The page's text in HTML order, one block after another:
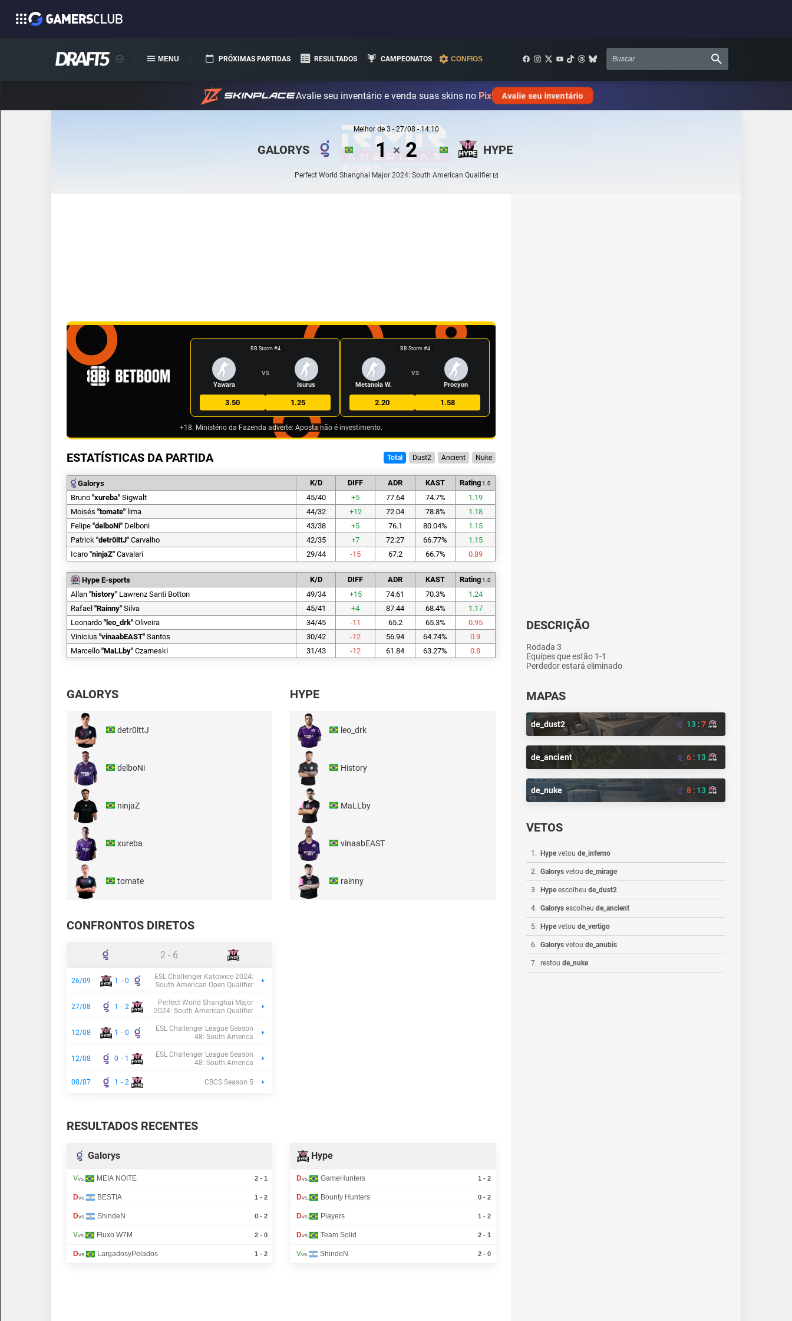
MENU PRÓXIMAS PARTIDAS RESULTADOS CAMPEONATOS CONFIGS
Avalie seu inventário e venda suas skins no Pix! Avalie seu inventário
Melhor de3- 27/08 - 14:10
GALORYS 1 ✕ 2 HYPE
Perfect World Shanghai Major 2024: South American Qualifier
BB Storm #4
Yawara
VS
Isurus
3.50 1.25
BB Storm #4
Metanoia W.
VS
Procyon
2.20 1.58
+18. Ministério da Fazenda adverte: Aposta não é investimento.
ESTATÍSTICAS DA PARTIDA Total Dust2 Ancient Nuke
Galorys K/D DIFF ADR KAST Rating1.0
Bruno "xureba" Sigwalt 45/40 +5 77.64 74.7%
1.19
Moisés "tomate" lima 44/32 +12 72.04 78.8%
1.18
Felipe "delboNi" Delboni 43/38 +5 76.1 80.04%
1.15
Patrick "detr0ittJ" Carvalho 42/35 +7 72.27 66.77%
1.15
Icaro "ninjaZ" Cavalari 29/44 -15 67.2 66.7% 0.89
Hype E-sports K/D DIFF ADR KAST Rating1.0
Allan "history" Lawrenz Santi Botton 49/34 +15 74.61 70.3%
1.24
Rafael "Rainny" Silva 45/41 +4 87.44 68.4%
1.17
Leonardo " leo_drk" Oliveira 34/45 -11 65.2 65.3%
0.95
Vinicius "vinaabEAST" Santos 30/42 -12 56.94 64.74%
0.9
Marcello "MaLLby" Czarneski 31/43 -12 61.84 63.27% 0.8
GALORYS
detr0ittJ
delboNi
ninjaZ
xureba
tomate
HYPE
leo_drk
History
MaLLby
vinaabEAST
rainny
CONFRONTOS DIRETOS
2 - 6
26/09 1 - 0
ESL Challenger Katowice 2024:
South American Open Qualifier
27/08 1 - 2
Perfect World Shanghai Major
2024: South American Qualifier
12/08 1 - 0
ESL Challenger League Season
48: South America
12/08 0 - 1
ESL Challenger League Season
48: South America
08/07 1 - 2 CBCS Season 5
RESULTADOS RECENTES
Galorys
Vvs. MEIA NOITE 2 - 1
Dvs. BESTIA 1 - 2
Dvs. ShindeN 0 - 2
Vvs. Fluxo W7M 2 - 0
Dvs. LargadosyPelados 1 - 2
Hype
Dvs. GameHunters 1 - 2
Dvs. Bounty Hunters 0 - 2
Dvs. Players 1 - 2
Dvs. Team Solid 2 - 1
Vvs. ShindeN 2 - 0
DESCRIÇÃO
Rodada 3
Equipes que estão 1-1
Perdedor estará eliminado
MAPAS
de_dust2 13 :7
de_ancient 6 : 13
de_nuke 8 : 13
VETOS
1 . Hype vetou de_inferno
2. Galorys vetou de_mirage
3. Hype escolheu de_dust2
4. Galorys escolheu de_ancient
5. Hype vetou de_vertigo
6. Galorys vetou de_anubis
7. restou de_nuke